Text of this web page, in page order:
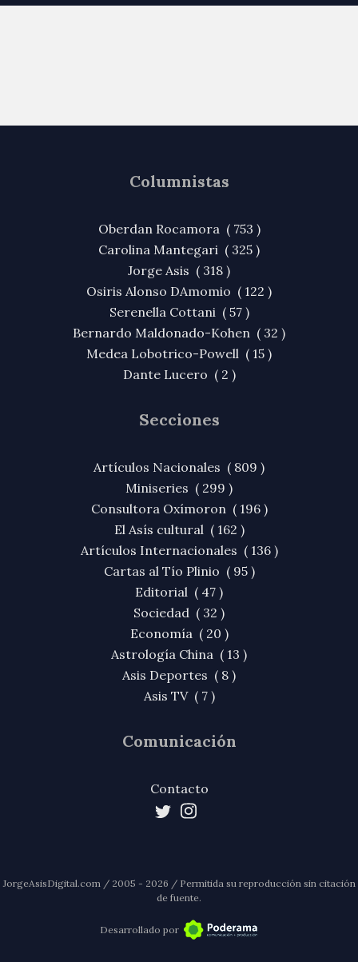
Columnistas
Oberdan Rocamora ( 753 )
Carolina Mantegari ( 325 )
Jorge Asis ( 318 )
Osiris Alonso DAmomio ( 122 )
Serenella Cottani ( 57 )
Bernardo Maldonado-Kohen ( 32 )
Medea Lobotrico-Powell ( 15 )
Dante Lucero ( 2 )
Secciones
Artículos Nacionales ( 809 )
Miniseries ( 299 )
Consultora Oxímoron ( 196 )
El Asís cultural ( 162 )
Artículos Internacionales ( 136 )
Cartas al Tío Plinio ( 95 )
Editorial ( 47 )
Sociedad ( 32 )
Economía ( 20 )
Astrología China ( 13 )
Asis Deportes ( 8 )
Asis TV ( 7 )
Comunicación
Contacto
JorgeAsisDigital.com / 2005 - 2026 / Permitida su reproducción sin citación
de fuente.
Desarrollado por